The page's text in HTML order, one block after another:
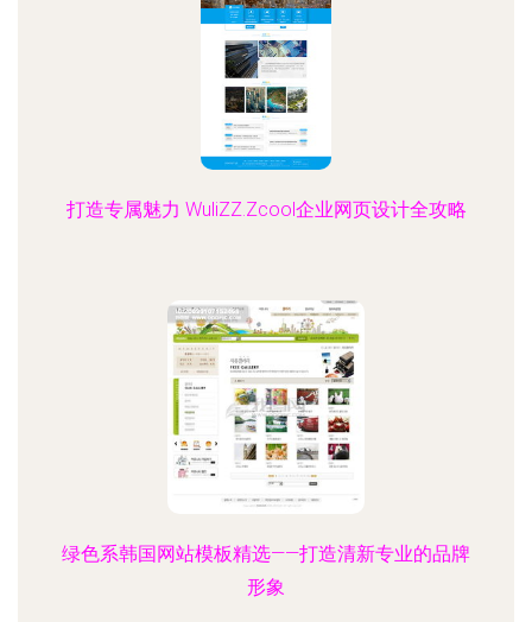
打造专属魅力 WuliZZ.Zcool企业网页设计全攻略
绿色系韩国网站模板精选——打造清新专业的品牌
形象